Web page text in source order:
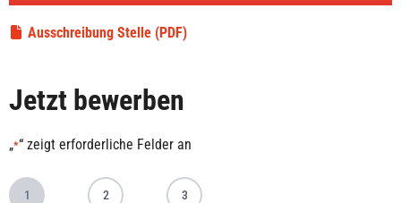
Ausschreibung Stelle (PDF)
Jetzt bewerben
„*“ zeigt erforderliche Felder an
1 2 3